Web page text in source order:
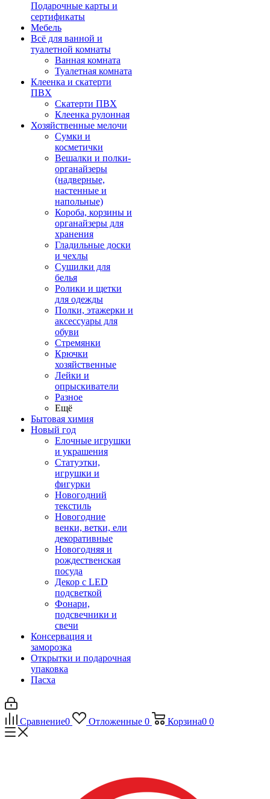
Подарочные карты и
сертификаты
Мебель
Всё для ванной и
туалетной комнаты
Ванная комната
Туалетная комната
Клеенка и скатерти
ПВХ
Скатерти ПВХ
Клеенка рулонная
Хозяйственные мелочи
Сумки и
косметички
Вешалки и полки-
органайзеры
(надверные,
настенные и
напольные)
Короба, корзины и
органайзеры для
хранения
Гладильные доски
и чехлы
Сушилки для
белья
Ролики и щетки
для одежды
Полки, этажерки и
аксессуары для
обуви
Стремянки
Крючки
хозяйственные
Лейки и
опрыскиватели
Разное
Ещё
Бытовая химия
Новый год
Елочные игрушки
и украшения
Статуэтки,
игрушки и
фигурки
Новогодний
текстиль
Новогодние
венки, ветки, ели
декоративные
Новогодняя и
рождественская
посуда
Декор с LED
подсветкой
Фонари,
подсвечники и
свечи
Консервация и
заморозка
Открытки и подарочная
упаковка
Пасха
Сравнение0 Отложенные 0 Корзина0 0